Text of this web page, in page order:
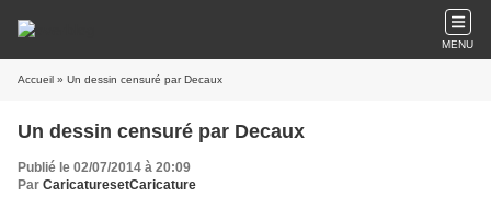
MENU
Accueil » Un dessin censuré par Decaux
Un dessin censuré par Decaux
Publié le 02/07/2014 à 20:09
Par CaricaturesetCaricature